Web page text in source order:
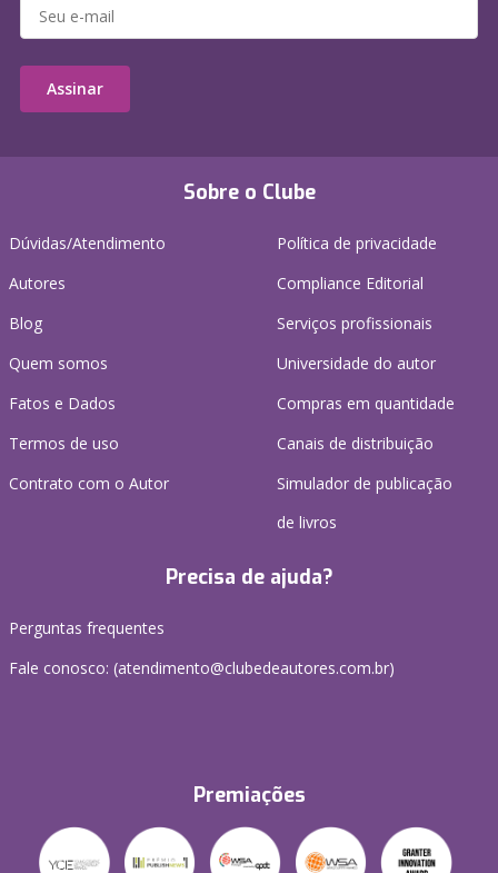
Sobre o Clube
Dúvidas/Atendimento
Autores
Blog
Quem somos
Fatos e Dados
Termos de uso
Contrato com o Autor
Política de privacidade
Compliance Editorial
Serviços profissionais
Universidade do autor
Compras em quantidade
Canais de distribuição
Simulador de publicação
de livros
Precisa de ajuda?
Perguntas frequentes
Fale conosco: (atendimento@clubedeautores.com.br)
Premiações
Assinar